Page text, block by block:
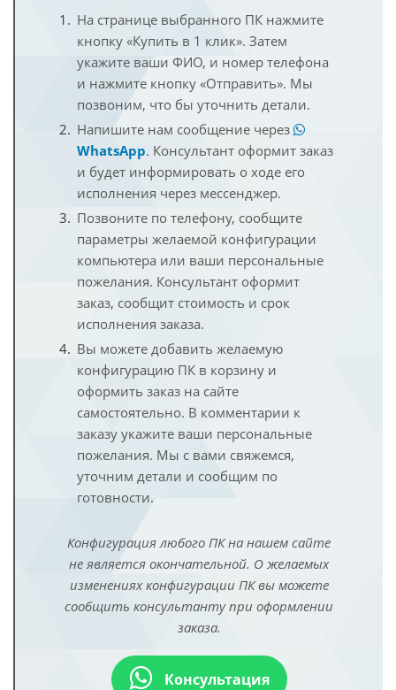
На странице выбранного ПК нажмите
кнопку «Купить в 1 клик». Затем
укажите ваши ФИО, и номер телефона
и нажмите кнопку «Отправить». Мы
позвоним, что бы уточнить детали.
Напишите нам сообщение через
WhatsApp. Консультант оформит заказ
и будет информировать о ходе его
исполнения через мессенджер.
Позвоните по телефону, сообщите
параметры желаемой конфигурации
компьютера или ваши персональные
пожелания. Консультант оформит
заказ, сообщит стоимость и срок
исполнения заказа.
Вы можете добавить желаемую
конфигурацию ПК в корзину и
оформить заказ на сайте
самостоятельно. В комментарии к
заказу укажите ваши персональные
пожелания. Мы с вами свяжемся,
уточним детали и сообщим по
готовности.
Конфигурация любого ПК на нашем сайте
не является окончательной. О желаемых
изменениях конфигурации ПК вы можете
сообщить консультанту при оформлении
заказа.
Консультация